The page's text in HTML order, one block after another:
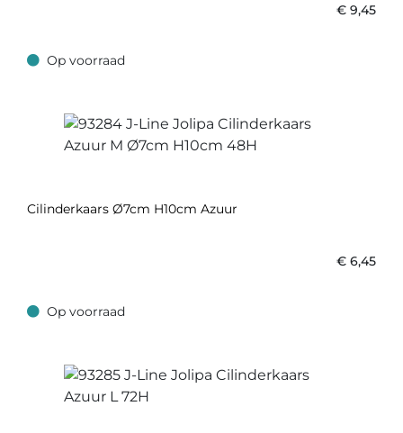
€ 9,45
Op voorraad
Op voorraad
Cilinderkaars Ø7cm H10cm Azuur
€ 6,45
Op voorraad
Op voorraad